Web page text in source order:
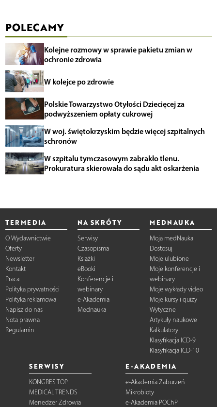
POLECAMY
Kolejne rozmowy w sprawie pakietu zmian w
ochronie zdrowia
W kolejce po zdrowie
Polskie Towarzystwo Otyłości Dziecięcej za
podwyższeniem opłaty cukrowej
W woj. świętokrzyskim będzie więcej szpitalnych
schronów
W szpitalu tymczasowym zabrakło tlenu.
Prokuratura skierowała do sądu akt oskarżenia
TERMEDIA
O Wydawnictwie
Oferty
Newsletter
Kontakt
Praca
Polityka prywatności
Polityka reklamowa
Napisz do nas
Nota prawna
Regulamin
NA SKRÓTY
Serwisy
Czasopisma
Książki
eBooki
Konferencje i
webinary
e-Akademia
Mednauka
MEDNAUKA
Moja medNauka
Dostosuj
Moje ulubione
Moje konferencje i
webinary
Moje wykłady video
Moje kursy i quizy
Wytyczne
Artykuły naukowe
Kalkulatory
Klasyfikacja ICD-9
Klasyfikacja ICD-10
SERWISY
KONGRES TOP
MEDICAL TRENDS
Menedżer Zdrowia
E-AKADEMIA
e-Akademia Zaburzeń
Mikrobioty
e-Akademia POChP